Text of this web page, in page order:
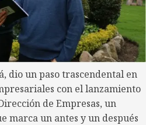
dio un paso trascendental en
con el lanzamiento
de Empresas, un
marca un antes y un después